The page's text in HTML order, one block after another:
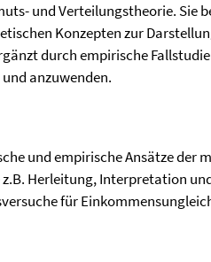
und Verteilungstheorie. Sie
Konzepten zur
durch empirische
anzuwenden.
und empirische Ansätze der
Herleitung, Interpretation
für